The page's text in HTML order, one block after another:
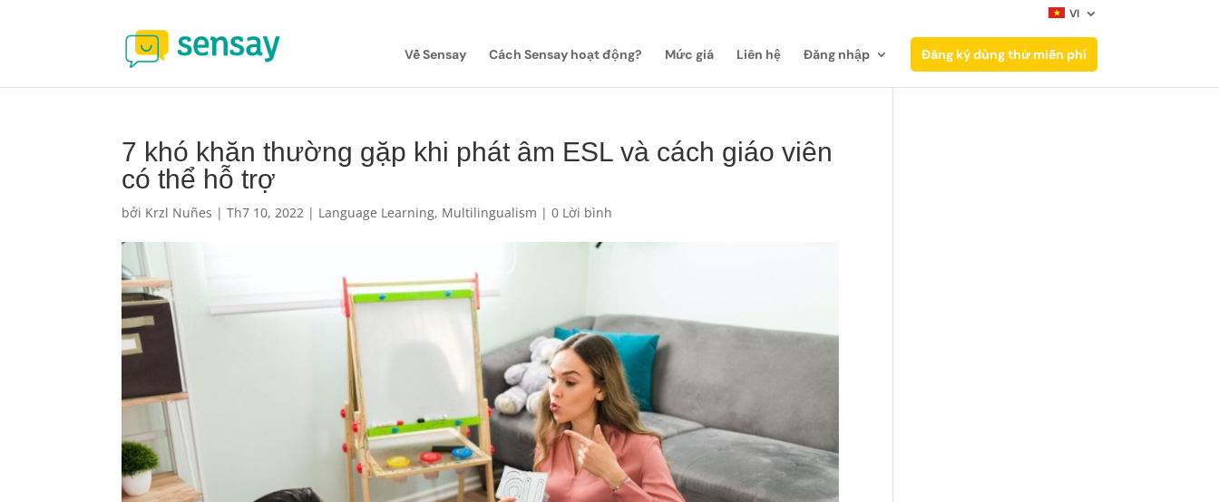
VI
Về Sensay Cách Sensay hoạt động? Mức giá Liên hệ Đăng nhập Đăng ký dùng thử miễn phí
7 khó khăn thường gặp khi phát âm ESL và cách giáo viên
có thể hỗ trợ
bởi Krzl Nuñes |Th7 10, 2022 | Language Learning, Multilingualism |0 Lời bình